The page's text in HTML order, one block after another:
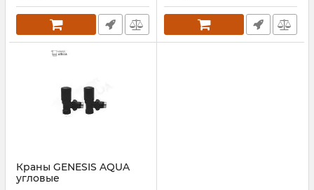
Краны GENESIS AQUA
угловые